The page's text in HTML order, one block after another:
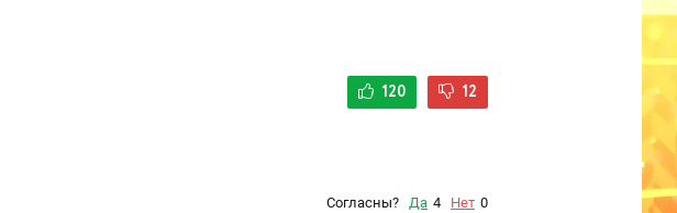
120 12
Согласны? Да 4 Нет 0